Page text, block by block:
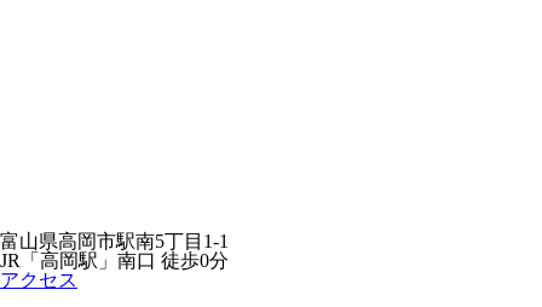
富山県高岡市駅南5丁目1-1
JR「高岡駅」南口 徒歩0分
アクセス